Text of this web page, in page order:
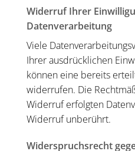
Widerruf Ihrer
Datenverarbeitung
Viele
Ihrer ausdrücklichen
können eine bereits
widerrufen. Die
Widerruf erfolgten
Widerruf unberührt.
Widerspruchsrecht